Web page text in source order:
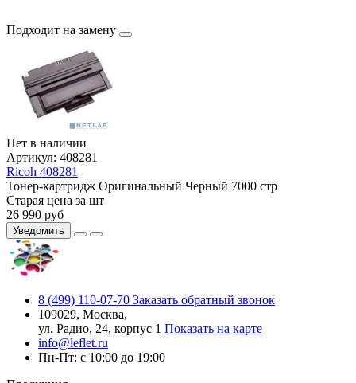
Подходит на замену
Нет в наличии
Артикул: 408281
Ricoh 408281
Тонер-картридж Оригинальный Черный 7000 стр
Старая цена за шт
26 990 руб
Уведомить
8 (499) 110-07-70 Заказать обратный звонок
109029, Москва,
ул. Радио, 24, корпус 1 Показать на карте
info@leflet.ru
Пн-Пт: с 10:00 до 19:00